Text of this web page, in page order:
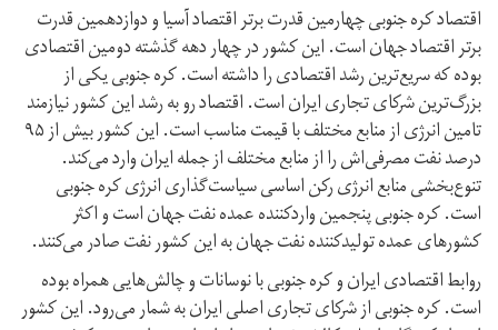
اقتصاد کره جنوبی چهارمین قدرت برتر اقتصاد آسیا و دوازدهمین قدرت
برتر اقتصاد جهان است. این کشور در چهار دهه گذشته دومین اقتصادی
بوده که سریع‌ترین رشد اقتصادی را داشته است. کره جنوبی یکی از
بزرگ‌ترین شرکای تجاری ایران است. اقتصاد رو به رشد این کشور نیازمند
تامین انرژی از منابع مختلف با قیمت مناسب است. این کشور بیش از ۹۵
درصد نفت مصرفی‌اش را از منابع مختلف از جمله ایران وارد می‌کند.
تنوع‌بخشی منابع انرژی رکن اساسی سیاست‌گذاری انرژی کره جنوبی
است. کره جنوبی پنجمین وارد‌کننده عمده نفت جهان است و اکثر
کشورهای عمده تولید‌کننده نفت جهان به این کشور نفت صادر می‌کنند.
روابط اقتصادی ایران و کره جنوبی با نوسانات و چالش‌هایی همراه بوده
است. کره جنوبی از شرکای تجاری اصلی ایران به شمار می‌رود. این کشور